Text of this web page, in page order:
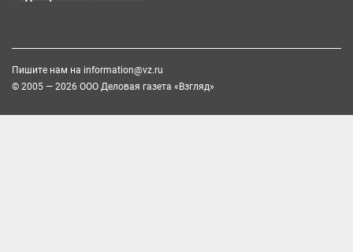
Пишите нам на information@vz.ru
© 2005 — 2026 ООО Деловая газета «Взгляд»